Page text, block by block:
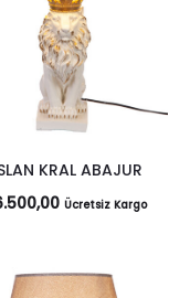
KRAL ABAJUR
Ücretsiz Kargo